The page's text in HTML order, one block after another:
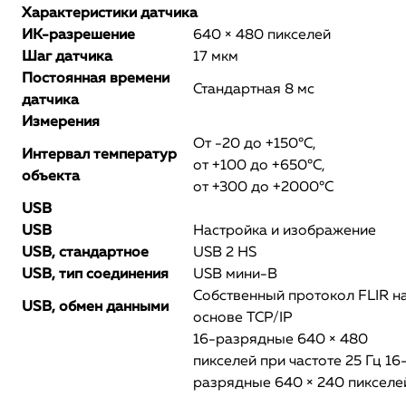
Характеристики датчика
ИК-разрешение
640 × 480 пикселей
Шаг датчика
17 мкм
Постоянная времени
датчика
Стандартная 8 мс
Измерения
Интервал температур
объекта
От -20 до +150°C,
от +100 до +650°C,
от +300 до +2000°C
USB
USB
Настройка и изображение
USB, стандартное
USB 2 HS
USB, тип соединения
USB мини-B
USB, обмен данными
Собственный протокол FLIR
основе TCP/IP
16-разрядные 640 × 480
пикселей при частоте 25 Гц
разрядные 640 × 240